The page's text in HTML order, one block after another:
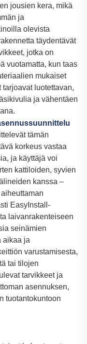
jousien kera, mikä
ja
olevista
täydentävät
jotka on
vuotamatta, kun taas
mukaiset
luotettavan,
ja vähentäen
tämän
korkeus vastaa
ja käyttäjä voi
kattiloiden, syvien
kanssa –
EasyInstall-
laivanrakenteiseen
seinämien
aikaa ja
varustamisesta,
tai tilojen
tarvikkeet ja
asennuksen,
tuotantokuntoon